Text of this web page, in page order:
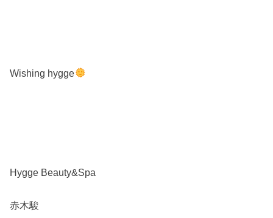
Wishing hygge
Hygge Beauty&Spa
赤木駿